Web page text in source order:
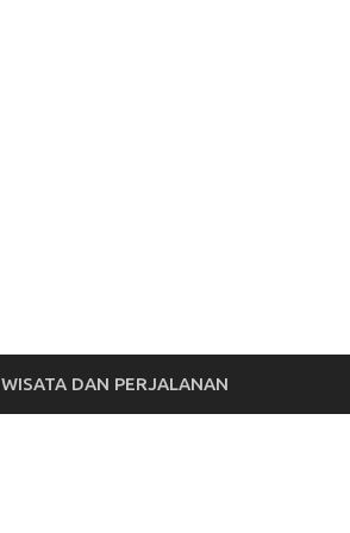
WISATA DAN PERJALANAN